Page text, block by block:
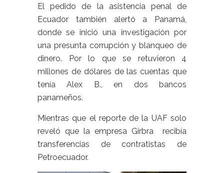
El pedido de la asistencia penal de
Ecuador también alertó a Panamá,
donde se inició una investigación por
una presunta corrupción y blanqueo de
dinero. Por lo que se retuvieron 4
millones de dólares de las cuentas que
tenía Alex B., en dos bancos
panameños.
Mientras que el reporte de la UAF solo
reveló que la empresa Girbra recibía
transferencias de contratistas de
Petroecuador.